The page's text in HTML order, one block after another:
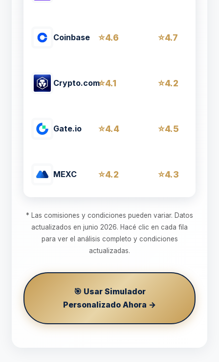
Coinbase 4.6 4.7
Crypto.com 4.1 4.2
Gate.io 4.4 4.5
MEXC 4.2 4.3
* Las comisiones y condiciones pueden variar. Datos
actualizados en junio 2026. Hacé clic en cada fila
para ver el análisis completo y condiciones
actualizadas.
🎯 Usar Simulador
Personalizado Ahora →